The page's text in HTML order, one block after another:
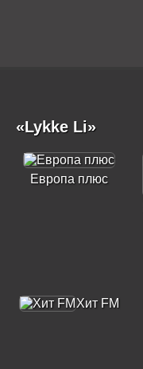
«Lykke Li»
Европа плюс
Хит FM